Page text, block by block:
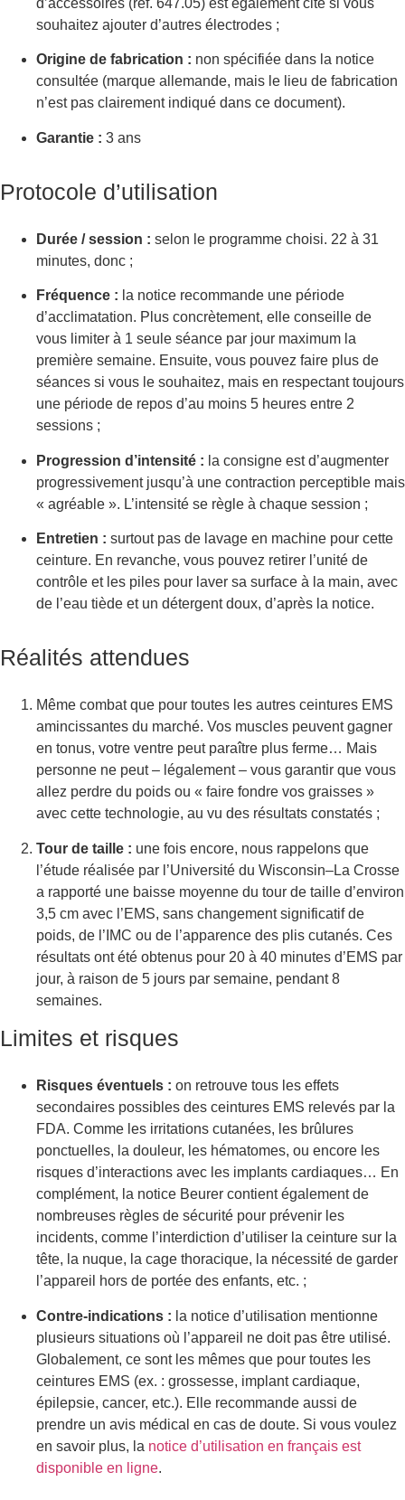
souhaitez ajouter d’autres électrodes ;
Origine de fabrication : non spécifiée dans la notice
consultée (marque allemande, mais le lieu de fabrication
n’est pas clairement indiqué dans ce document).
Garantie : 3 ans
Protocole d’utilisation
Durée / session : selon le programme choisi. 22 à 31
minutes, donc ;
Fréquence : la notice recommande une période
d’acclimatation. Plus concrètement, elle conseille de
vous limiter à 1 seule séance par jour maximum la
première semaine. Ensuite, vous pouvez faire plus de
séances si vous le souhaitez, mais en respectant toujours
une période de repos d’au moins 5 heures entre 2
sessions ;
Progression d’intensité : la consigne est d’augmenter
progressivement jusqu’à une contraction perceptible mais
« agréable ». L’intensité se règle à chaque session ;
Entretien : surtout pas de lavage en machine pour cette
ceinture. En revanche, vous pouvez retirer l’unité de
contrôle et les piles pour laver sa surface à la main, avec
de l’eau tiède et un détergent doux, d’après la notice.
Réalités attendues
Même combat que pour toutes les autres ceintures EMS
amincissantes du marché. Vos muscles peuvent gagner
en tonus, votre ventre peut paraître plus ferme… Mais
personne ne peut – légalement – vous garantir que vous
allez perdre du poids ou « faire fondre vos graisses »
avec cette technologie, au vu des résultats constatés ;
Tour de taille : une fois encore, nous rappelons que
l’étude réalisée par l’Université du Wisconsin–La Crosse
a rapporté une baisse moyenne du tour de taille d’environ
3,5 cm avec l’EMS, sans changement significatif de
poids, de l’IMC ou de l’apparence des plis cutanés. Ces
résultats ont été obtenus pour 20 à 40 minutes d’EMS par
jour, à raison de 5 jours par semaine, pendant 8
semaines.
Limites et risques
Risques éventuels : on retrouve tous les effets
secondaires possibles des ceintures EMS relevés par la
FDA. Comme les irritations cutanées, les brûlures
ponctuelles, la douleur, les hématomes, ou encore les
risques d’interactions avec les implants cardiaques… En
complément, la notice Beurer contient également de
nombreuses règles de sécurité pour prévenir les
incidents, comme l’interdiction d’utiliser la ceinture sur la
tête, la nuque, la cage thoracique, la nécessité de garder
l’appareil hors de portée des enfants, etc. ;
Contre‑indications : la notice d’utilisation mentionne
plusieurs situations où l’appareil ne doit pas être utilisé.
Globalement, ce sont les mêmes que pour toutes les
ceintures EMS (ex. : grossesse, implant cardiaque,
épilepsie, cancer, etc.). Elle recommande aussi de
prendre un avis médical en cas de doute. Si vous voulez
en savoir plus, la notice d’utilisation en français est
disponible en ligne.